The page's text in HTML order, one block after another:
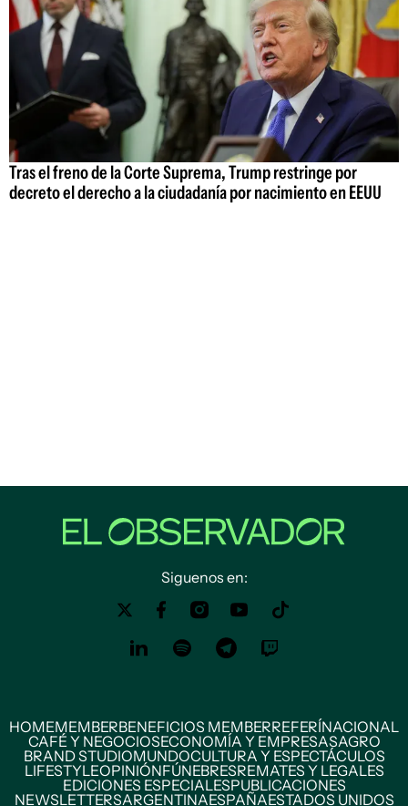
Tras el freno de la Corte Suprema, Trump restringe por
decreto el derecho a la ciudadanía por nacimiento en EEUU
Siguenos en:
HOMEMEMBERBENEFICIOS MEMBERREFERÍNACIONAL
CAFÉ Y NEGOCIOSECONOMÍA Y EMPRESASAGRO
BRAND STUDIOMUNDOCULTURA Y ESPECTÁCULOS
LIFESTYLEOPINIÓNFÚNEBRESREMATES Y LEGALES
EDICIONES ESPECIALESPUBLICACIONES
NEWSLETTERSARGENTINAESPAÑAESTADOS UNIDOS